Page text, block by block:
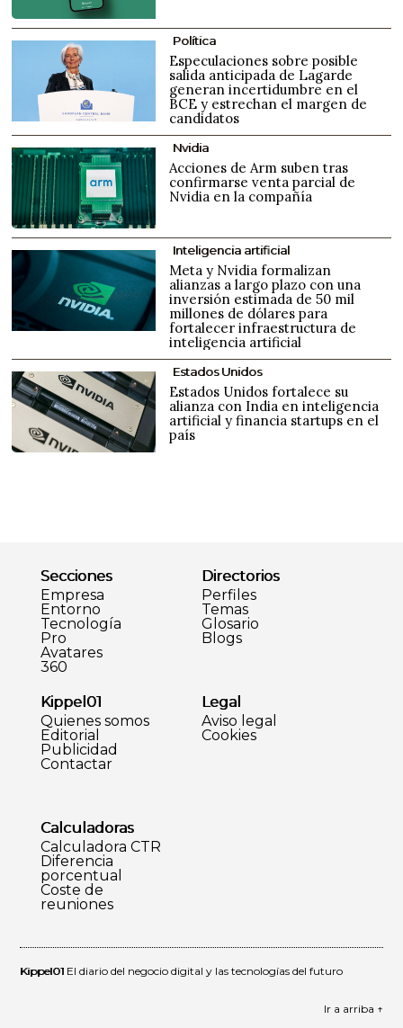
Política
Especulaciones sobre posible
salida anticipada de Lagarde
generan incertidumbre en el
BCE y estrechan el margen de
candidatos
Nvidia
Acciones de Arm suben tras
confirmarse venta parcial de
Nvidia en la compañía
Inteligencia artificial
Meta y Nvidia formalizan
alianzas a largo plazo con una
inversión estimada de 50 mil
millones de dólares para
fortalecer infraestructura de
inteligencia artificial
Estados Unidos
Estados Unidos fortalece su
alianza con India en inteligencia
artificial y financia startups en el
país
Secciones
Empresa
Entorno
Tecnología
Pro
Avatares
360
Directorios
Perfiles
Temas
Glosario
Blogs
Kippel01
Quienes somos
Editorial
Publicidad
Contactar
Legal
Aviso legal
Cookies
Calculadoras
Calculadora CTR
Diferencia
porcentual
Coste de
reuniones
Kippel01 El diario del negocio digital y las tecnologías del futuro
Ir a arriba ↑